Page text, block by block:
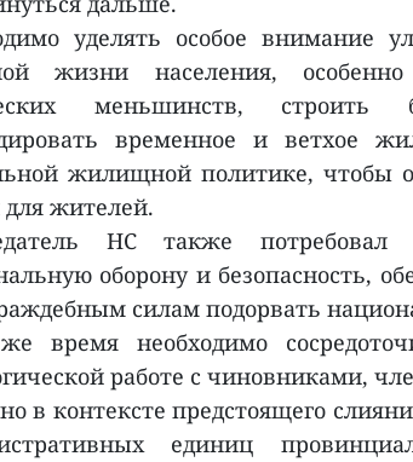
уделять особое внимание
жизни населения,
меньшинств, строить
временное и ветхое
жилищной политике, чтобы
жителей.
НС также
оборону и безопасность,
силам подорвать
время необходимо
работе с чиновниками,
в контексте предстоящего
единиц